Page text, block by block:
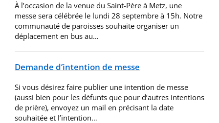
À l’occasion de la venue du Saint-Père à Metz, une
messe sera célébrée le lundi 28 septembre à 15h. Notre
communauté de paroisses souhaite organiser un
déplacement en bus au…
Demande d’intention de messe
Si vous désirez faire publier une intention de messe
(aussi bien pour les défunts que pour d’autres intentions
de prière), envoyez un mail en précisant la date
souhaitée et l’intention…